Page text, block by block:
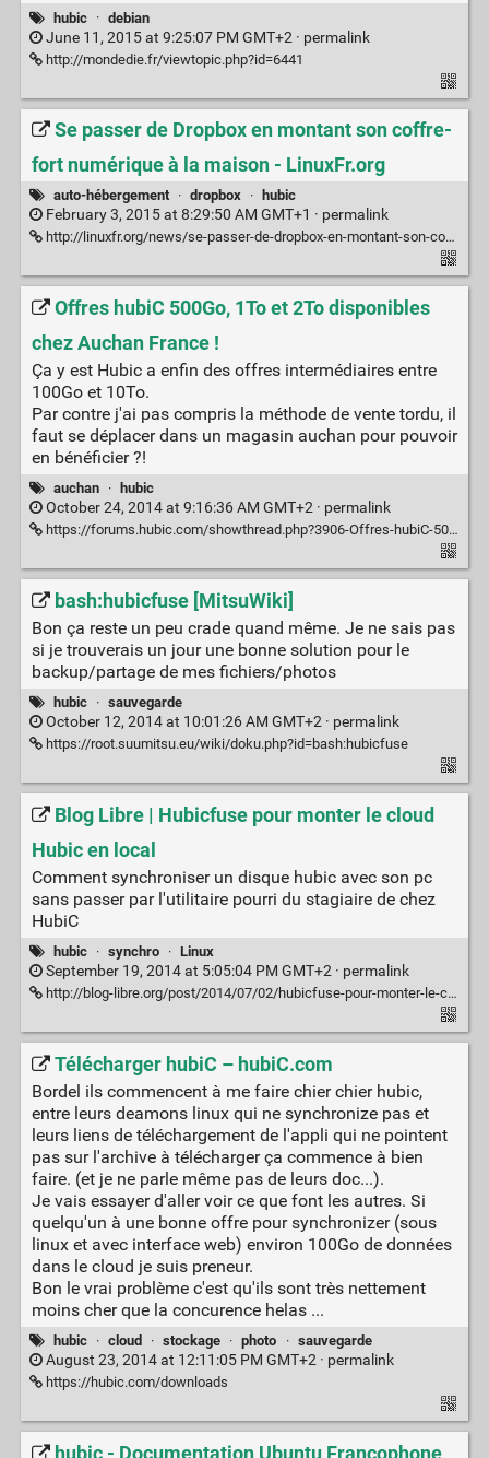
hubic · debian
June 11, 2015 at 9:25:07 PM GMT+2 · permalink
http://mondedie.fr/viewtopic.php?id=6441
Se passer de Dropbox en montant son coffre-
fort numérique à la maison - LinuxFr.org
auto-hébergement · dropbox · hubic
February 3, 2015 at 8:29:50 AM GMT+1 · permalink
http://linuxfr.org/news/se-passer-de-dropbox-en-montant-son-coffre-fort-numerique-a-la-maison
Offres hubiC 500Go, 1To et 2To disponibles
chez Auchan France !
Ça y est Hubic a enfin des offres intermédiaires entre
100Go et 10To.
Par contre j'ai pas compris la méthode de vente tordu, il
faut se déplacer dans un magasin auchan pour pouvoir
en bénéficier ?!
auchan · hubic
October 24, 2014 at 9:16:36 AM GMT+2 · permalink
https://forums.hubic.com/showthread.php?3906-Offres-hubiC-500Go-1To-et-2To-disponibles-chez-Auchan-France-!
bash:hubicfuse [MitsuWiki]
Bon ça reste un peu crade quand même. Je ne sais pas
si je trouverais un jour une bonne solution pour le
backup/partage de mes fichiers/photos
hubic · sauvegarde
October 12, 2014 at 10:01:26 AM GMT+2 · permalink
https://root.suumitsu.eu/wiki/doku.php?id=bash:hubicfuse
Blog Libre | Hubicfuse pour monter le cloud
Hubic en local
Comment synchroniser un disque hubic avec son pc
sans passer par l'utilitaire pourri du stagiaire de chez
HubiC
hubic · synchro · Linux
September 19, 2014 at 5:05:04 PM GMT+2 · permalink
http://blog-libre.org/post/2014/07/02/hubicfuse-pour-monter-le-cloud-hubic-en-local
Télécharger hubiC – hubiC.com
Bordel ils commencent à me faire chier chier hubic,
entre leurs deamons linux qui ne synchronize pas et
leurs liens de téléchargement de l'appli qui ne pointent
pas sur l'archive à télécharger ça commence à bien
faire. (et je ne parle même pas de leurs doc...).
Je vais essayer d'aller voir ce que font les autres. Si
quelqu'un à une bonne offre pour synchronizer (sous
linux et avec interface web) environ 100Go de données
dans le cloud je suis preneur.
Bon le vrai problème c'est qu'ils sont très nettement
moins cher que la concurence helas ...
hubic · cloud · stockage · photo · sauvegarde
August 23, 2014 at 12:11:05 PM GMT+2 · permalink
https://hubic.com/downloads
hubic - Documentation Ubuntu Francophone